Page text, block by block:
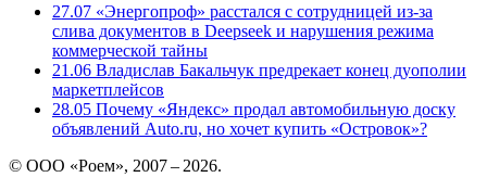
27.07 «Энергопроф» расстался с сотрудницей из-за
слива документов в Deepseek и нарушения режима
коммерческой тайны
21.06 Владислав Бакальчук предрекает конец дуополии
маркетплейсов
28.05 Почему «Яндекс» продал автомобильную доску
объявлений Auto.ru, но хочет купить «Островок»?
© ООО «Роем», 2007 – 2026.